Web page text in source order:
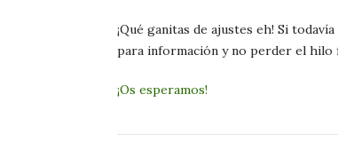
¡Qué ganitas de ajustes eh! Si
para información y no perder el hilo
¡Os esperamos!